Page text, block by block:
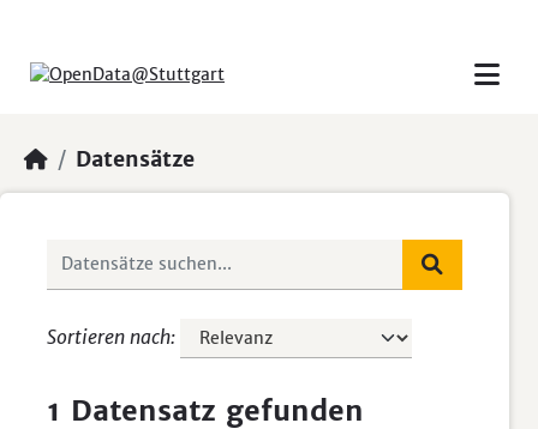
Datensätze
Sortieren nach
1 Datensatz gefunden